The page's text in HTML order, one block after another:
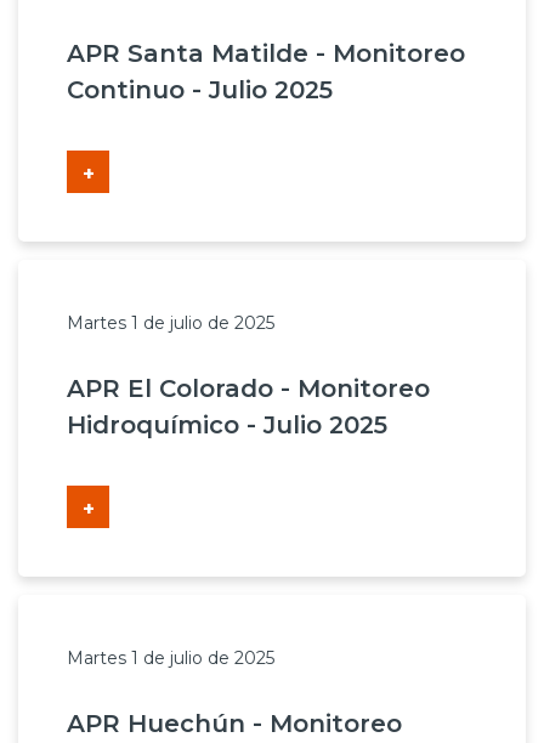
APR Santa Matilde - Monitoreo
Continuo - Julio 2025
+
Martes 1 de julio de 2025
APR El Colorado - Monitoreo
Hidroquímico - Julio 2025
+
Martes 1 de julio de 2025
APR Huechún - Monitoreo